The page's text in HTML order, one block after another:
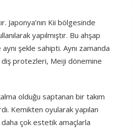
Japonya’nın Kii bölgesinde
yapılmıştır. Bu ahşap
şekle sahipti. Aynı zamanda
diş protezleri, Meiji dönemine
olduğu saptanan bir takım
Kemikten oyularak yapılan
çok estetik amaçlarla